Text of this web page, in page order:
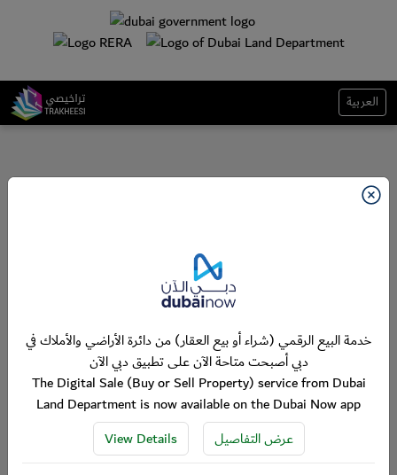
العربية
خدمة البيع الرقمي (شراء أو بيع العقار) من دائرة الأراضي والأملاك في
دبي أصبحت متاحة الآن على تطبيق دبي الآن
The Digital Sale (Buy or Sell Property) service from Dubai
Land Department is now available on the Dubai Now app
View Details
عرض التفاصيل